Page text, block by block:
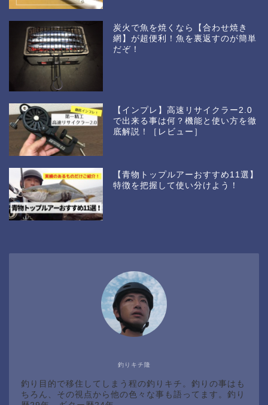
炭火で魚を焼くなら【合わせ焼き
網】が超便利！魚を裏返すのが簡単
だぞ！
【インプレ】高速リサイクラー2.0
で出来る事は何？機能と使い方を徹
底解説！［レビュー］
【青物トップルアーおすすめ11選】
特徴を把握して使い分けよう！
釣りキチ隆
釣り目的で移住してしまう程の釣りキチ。釣りの事はも
ちろん、その視点から他の色々な事も語ってます。釣り